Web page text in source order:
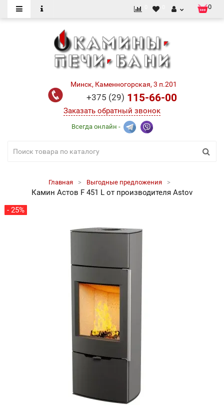
0
Минск, Каменногорская, 3 п.201
+375 (29) 115-66-00
Заказать обратный звонок
Всегда онлайн -
Главная Выгодные предложения
Камин Астов F 451 L от производителя Astov
- 25%